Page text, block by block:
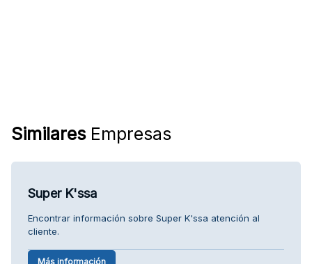
SimilaresEmpresas
Super K'ssa
Encontrar información sobre Super K'ssa atención al
cliente.
Más información